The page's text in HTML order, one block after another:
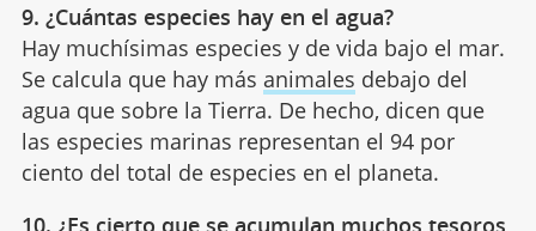
9. ¿Cuántas especies hay en el agua?
Hay muchísimas especies y de vida bajo el mar.
Se calcula que hay más animales debajo del
agua que sobre la Tierra. De hecho, dicen que
las especies marinas representan el 94 por
ciento del total de especies en el planeta.
10. ¿Es cierto que se acumulan muchos tesoros